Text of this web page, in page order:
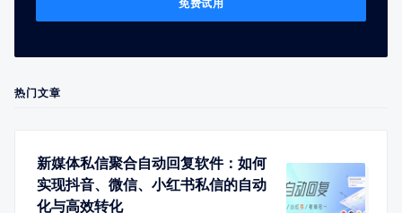
免费试用
热门文章
新媒体私信聚合自动回复软件：如何
实现抖音、微信、小红书私信的自动
化与高效转化